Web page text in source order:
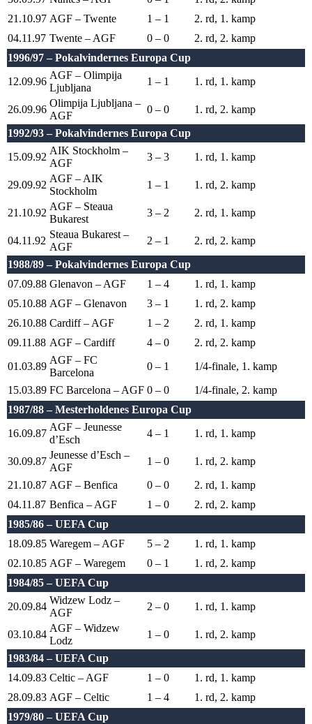
21.10.97 AGF – Twente 1 – 1
2. rd, 1. kamp
04.11.97 Twente – AGF 0 – 0
2. rd, 2. kamp
1996/97 – Pokalvindernes Europa Cup
12.09.96
AGF – Olimpija
Ljubljana
1 – 1 1. rd, 1. kamp
26.09.96
Olimpija Ljubljana –
AGF
0 – 0
1. rd, 2. kamp
1992/93 – Pokalvindernes Europa Cup
15.09.92
AIK Stockholm –
AGF
3 – 3 1. rd, 1. kamp
29.09.92
AGF – AIK
Stockholm
1 – 1 1. rd, 2. kamp
21.10.92
AGF – Steaua
Bukarest
3 – 2 2. rd, 1. kamp
04.11.92
Steaua Bukarest –
AGF
2 – 1
2. rd, 2. kamp
1988/89 – Pokalvindernes Europa Cup
07.09.88 Glenavon – AGF 1 – 4
1. rd, 1. kamp
05.10.88 AGF – Glenavon 3 – 1
1. rd, 2. kamp
26.10.88 Cardiff – AGF 1 – 2
2. rd, 1. kamp
09.11.88 AGF – Cardiff 4 – 0
2. rd, 2. kamp
01.03.89
AGF – FC
Barcelona
0 – 1
1/4-finale, 1. kamp
15.03.89 FC Barcelona – AGF 0 – 0
1/4-finale, 2. kamp
1987/88 – Mesterholdenes Europa Cup
16.09.87
AGF – Jeunesse
d’Esch
4 – 1 1. rd, 1. kamp
30.09.87
Jeunesse d’Esch –
AGF
1 – 0
1. rd, 2. kamp
21.10.87 AGF – Benfica 0 – 0
2. rd, 1. kamp
04.11.87 Benfica – AGF 1 – 0
2. rd, 2. kamp
1985/86 – UEFA Cup
18.09.85 Waregem – AGF 5 – 2
1. rd, 1. kamp
02.10.85 AGF – Waregem 0 – 1
1. rd, 2. kamp
1984/85 – UEFA Cup
20.09.84
Widzew Lodz –
AGF
2 – 0 1. rd, 1. kamp
03.10.84
AGF – Widzew
Lodz
1 – 0
1. rd, 2. kamp
1983/84 – UEFA Cup
14.09.83 Celtic – AGF 1 – 0
1. rd, 1. kamp
28.09.83 AGF – Celtic 1 – 4
1. rd, 2. kamp
1979/80 – UEFA Cup